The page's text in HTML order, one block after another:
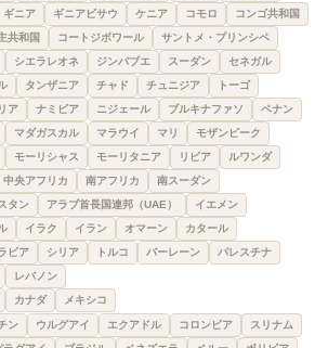
ギニア ギニアビサウ ケニア コモロ
コンゴ共和国
共和国
コートジボワール
サントメ・プリンシペ
シエラレオネ ジンバブエ スーダン
セネガル
タンザニア チャド チュニジア
トーゴ
ア
ナミビア ニジェール ブルキナファソ
ベナン
マダガスカル マラウイ マリ
モザンビーク
モーリシャス モーリタニア リビア
ルワンダ
中央アフリカ 南アフリカ 南スーダン
タン アラブ首長国連邦（UAE）
イエメン
イラク イラン オマーン
カタール
ビア
シリア トルコ バーレーン
パレスチナ
レバノン
カナダ メキシコ
ン ウルグアイ エクアドル コロンビア
スリナム